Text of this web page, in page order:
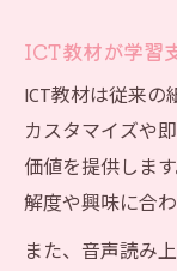
ICT教材が学習
ICT教材は従来
カスタマイズや
価値を提供しま
解度や興味に合
また、音声読み